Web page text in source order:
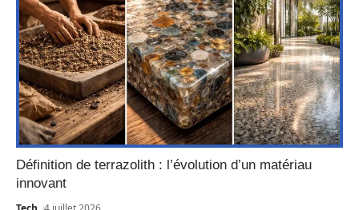
Définition de terrazolith : l’évolution d’un matériau
innovant